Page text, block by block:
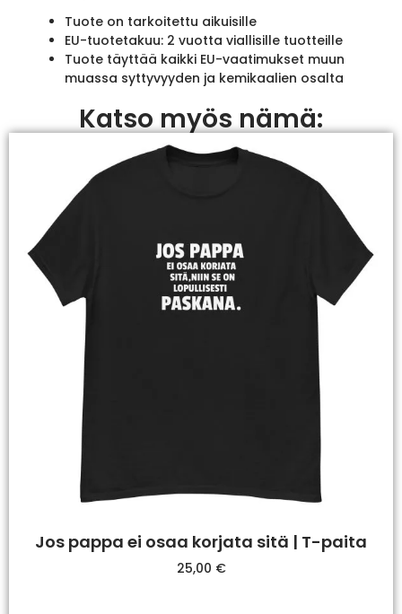
Tuote on tarkoitettu aikuisille
EU-tuotetakuu: 2 vuotta viallisille tuotteille
Tuote täyttää kaikki EU-vaatimukset muun
muassa syttyvyyden ja kemikaalien osalta
Katso myös nämä:
Jos pappa ei osaa korjata sitä | T-paita
25,00 €